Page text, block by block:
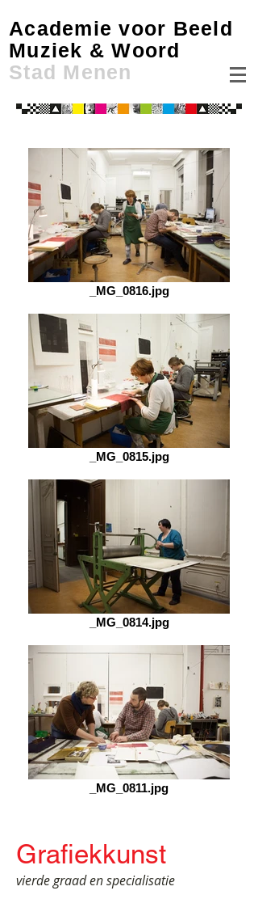
Academie voor Beeld
Muziek & Woord
Stad Menen
_MG_0816.jpg
_MG_0815.jpg
_MG_0814.jpg
_MG_0811.jpg
Grafiekkunst
vierde graad en specialisatie